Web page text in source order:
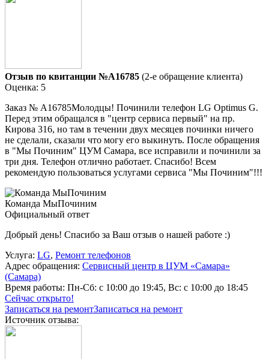
Отзыв по квитанции №A16785 (2-е обращение клиента)
Оценка: 5
Заказ № А16785Молодцы! Починили телефон LG Optimus G.
Перед этим обращался в "центр сервиса первый" на пр.
Кирова 316, но там в течении двух месяцев починки ничего
не сделали, сказали что могу его выкинуть. После обращения
в "Мы Починим" ЦУМ Самара, все исправили и починили за
три дня. Телефон отлично работает. Спасибо! Всем
рекомендую пользоваться услугами сервиса "Мы Починим"!!!
Команда МыПочиним
Официальный ответ
Добрый день! Спасибо за Ваш отзыв о нашей работе :)
Услуга: LG, Ремонт телефонов
Адрес обращения: Сервисный центр в ЦУМ «Самара»
(Самара)
Время работы: Пн-Сб: с 10:00 до 19:45, Вс: с 10:00 до 18:45
Сейчас открыто!
Записаться на ремонтЗаписаться на ремонт
Источник отзыва: